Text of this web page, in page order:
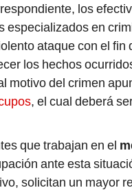
los
especializados en
ataque con el
los hechos
motivo del crimen
, el cual deberá
que trabajan en el
ante esta
solicitan un mayor